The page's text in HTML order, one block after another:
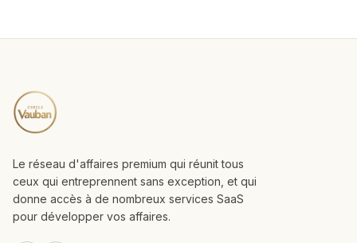
Le réseau d'affaires premium qui réunit tous
ceux qui entreprennent sans exception, et qui
donne accès à de nombreux services SaaS
pour développer vos affaires.